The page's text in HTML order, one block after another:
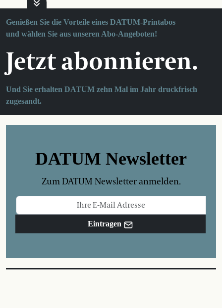
Genießen Sie die Vorteile eines DATUM-Printabos
und wählen Sie aus unseren Abo-Angeboten!
Jetzt abonnieren.
Und Sie erhalten DATUM zehn Mal im Jahr druckfrisch
zugesandt.
DATUM Newsletter
Zum DATUM Newsletter anmelden.
Eintragen